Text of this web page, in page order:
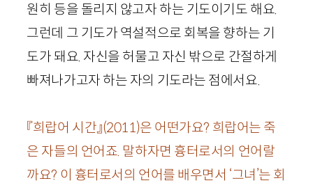
원히 등을 돌리지 않고자 하는 기도이기도 해요.
그런데 그 기도가 역설적으로 회복을 향하는 기
도가 돼요. 자신을 허물고 자신 밖으로 간절하게
빠져나가고자 하는 자의 기도라는 점에서요.
『희랍어 시간』(2011)은 어떤가요? 희랍어는 죽
은 자들의 언어죠. 말하자면 흉터로서의 언어랄
까요? 이 흉터로서의 언어를 배우면서 ‘그녀’는 회